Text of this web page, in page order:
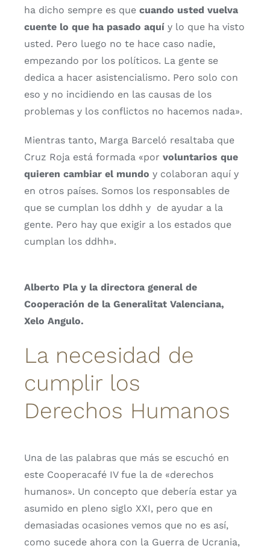
ha dicho sempre es que cuando usted vuelva
cuente lo que ha pasado aquí y lo que ha visto
usted. Pero luego no te hace caso nadie,
empezando por los políticos. La gente se
dedica a hacer asistencialismo. Pero solo con
eso y no incidiendo en las causas de los
problemas y los conflictos no hacemos nada».
Mientras tanto, Marga Barceló resaltaba que
Cruz Roja está formada «por voluntarios que
quieren cambiar el mundo y colaboran aquí y
en otros países. Somos los responsables de
que se cumplan los ddhh y de ayudar a la
gente. Pero hay que exigir a los estados que
cumplan los ddhh».
Alberto Pla y la directora general de
Cooperación de la Generalitat Valenciana,
Xelo Angulo.
La necesidad de
cumplir los
Derechos Humanos
Una de las palabras que más se escuchó en
este Cooperacafé IV fue la de «derechos
humanos». Un concepto que debería estar ya
asumido en pleno siglo XXI, pero que en
demasiadas ocasiones vemos que no es así,
como sucede ahora con la Guerra de Ucrania,